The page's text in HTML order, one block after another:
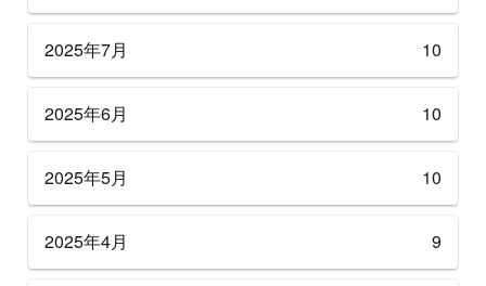
2025年7月 10
2025年6月 10
2025年5月 10
2025年4月 9